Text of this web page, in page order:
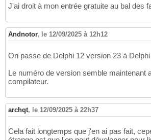
J'ai droit à mon entrée gratuite au bal des
Andnotor, le 12/09/2025 à 12h12
On passe de Delphi 12 version 23 à
Le numéro de version semble maintenant
compilateur.
archqt, le 12/09/2025 à 22h37
Cela fait longtemps que j'en ai pas fait,